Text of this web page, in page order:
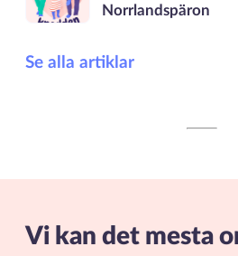
Norrlandspäron
Se alla artiklar
Vi kan det mesta